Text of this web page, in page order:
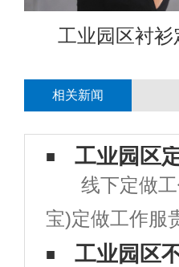
工业园区衬衫
相关新闻
工业园区
线下定做工
宝)定做工作
户说：“你们定
工业园区